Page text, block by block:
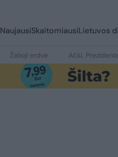
NaujausiSkaitomiausiLietuvos
Žalioji erdvė Ačiū,